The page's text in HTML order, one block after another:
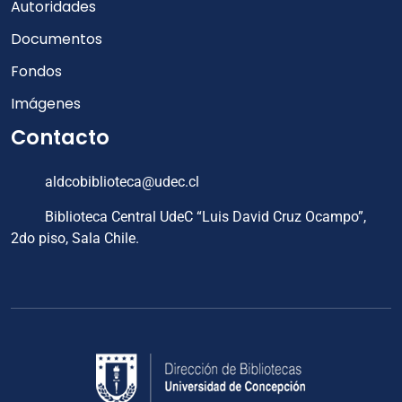
Autoridades
Documentos
Fondos
Imágenes
Contacto
aldcobiblioteca@udec.cl
Biblioteca Central UdeC “Luis David Cruz Ocampo”,
2do piso, Sala Chile.